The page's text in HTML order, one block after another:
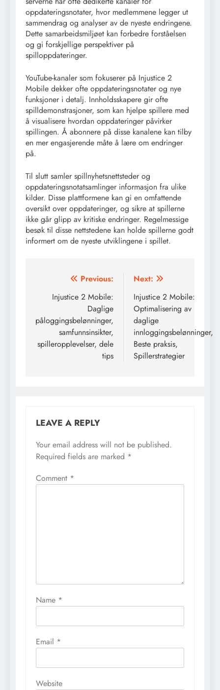
oppdateringsnotater, hvor medlemmene legger ut
sammendrag og analyser av de nyeste endringene.
Dette samarbeidsmiljøet kan forbedre forståelsen
og gi forskjellige perspektiver på
spilloppdateringer.
YouTube-kanaler som fokuserer på Injustice 2
Mobile dekker ofte oppdateringsnotater og nye
funksjoner i detalj. Innholdsskapere gir ofte
spilldemonstrasjoner, som kan hjelpe spillere med
å visualisere hvordan oppdateringer påvirker
spillingen. Å abonnere på disse kanalene kan tilby
en mer engasjerende måte å lære om endringer
på.
Til slutt samler spillnyhetsnettsteder og
oppdateringsnotatsamlinger informasjon fra ulike
kilder. Disse plattformene kan gi en omfattende
oversikt over oppdateringer, og sikre at spillerne
ikke går glipp av kritiske endringer. Regelmessige
besøk til disse nettstedene kan holde spillerne godt
informert om de nyeste utviklingene i spillet.
navigation
Previous:
Injustice 2 Mobile:
Daglige
påloggingsbelønninger,
samfunnsinsikter,
spilleropplevelser, dele
tips
Next:
Injustice 2 Mobile:
Optimalisering av
daglige
innloggingsbelønninger,
Beste praksis,
Spillerstrategier
LEAVE A REPLY
Your email address will not be published.
Required fields are marked *
Comment *
Name *
Email *
Website